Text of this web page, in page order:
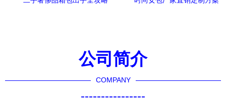
公司简介
COMPANY
----------------